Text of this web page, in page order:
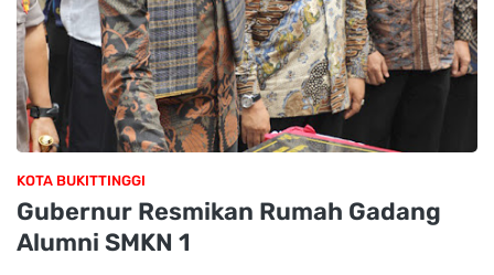
KOTA BUKITTINGGI
Gubernur Resmikan Rumah Gadang
Alumni SMKN 1